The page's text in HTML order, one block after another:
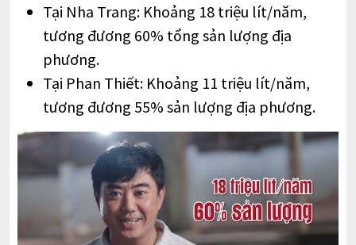
Tại Nha Trang: Khoảng 18 triệu lít/năm,
tương đương 60% tổng sản lượng địa
phương.
Tại Phan Thiết: Khoảng 11 triệu lít/năm,
tương đương 55% sản lượng địa phương.